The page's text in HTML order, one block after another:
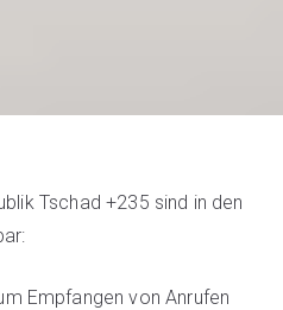
Tschad +235 sind in den
Empfangen von Anrufen